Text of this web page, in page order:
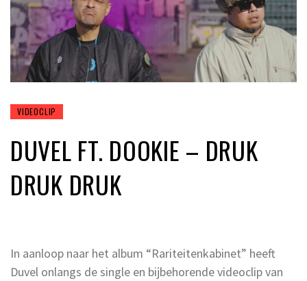
VIDEOCLIP
DUVEL FT. DOOKIE – DRUK
DRUK DRUK
In aanloop naar het album “Rariteitenkabinet” heeft
Duvel onlangs de single en bijbehorende videoclip van